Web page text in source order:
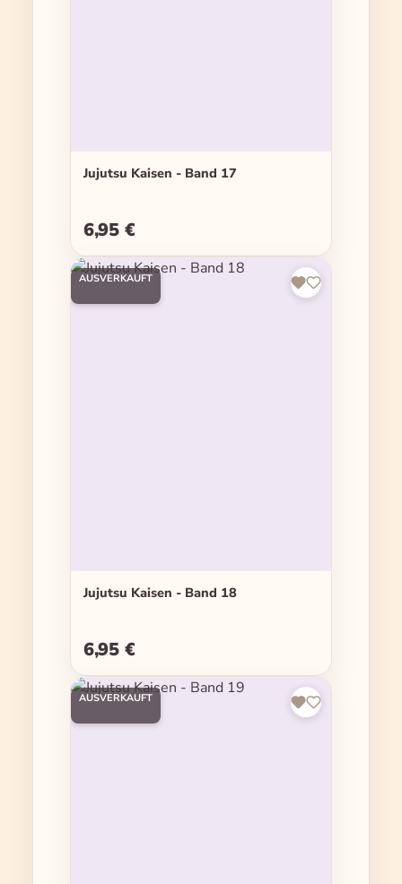
Jujutsu Kaisen - Band 17
Regulärer Preis:
6,95 €
AUSVERKAUFT
Jujutsu Kaisen - Band 18
Regulärer Preis:
6,95 €
AUSVERKAUFT